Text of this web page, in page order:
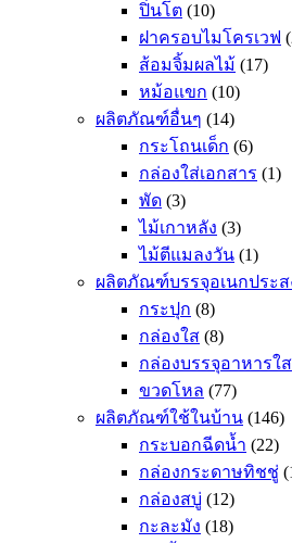
ปิ่นโต (10)
ฝาครอบไมโครเวฟ
ส้อมจิ้มผลไม้ (17)
หม้อแขก (10)
ผลิตภัณฑ์อื่นๆ (14)
กระโถนเด็ก (6)
กล่องใส่เอกสาร (1)
พัด (3)
ไม้เกาหลัง (3)
ไม้ตีแมลงวัน (1)
ผลิตภัณฑ์บรรจุอเนกประส
กระปุก (8)
กล่องใส (8)
กล่องบรรจุอาหารใส
ขวดโหล (77)
ผลิตภัณฑ์ใช้ในบ้าน (146)
กระบอกฉีดน้ำ (22)
กล่องกระดาษทิชชู่
กล่องสบู่ (12)
กะละมัง (18)